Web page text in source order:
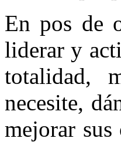
En pos de
liderar y
totalidad,
necesite,
mejorar